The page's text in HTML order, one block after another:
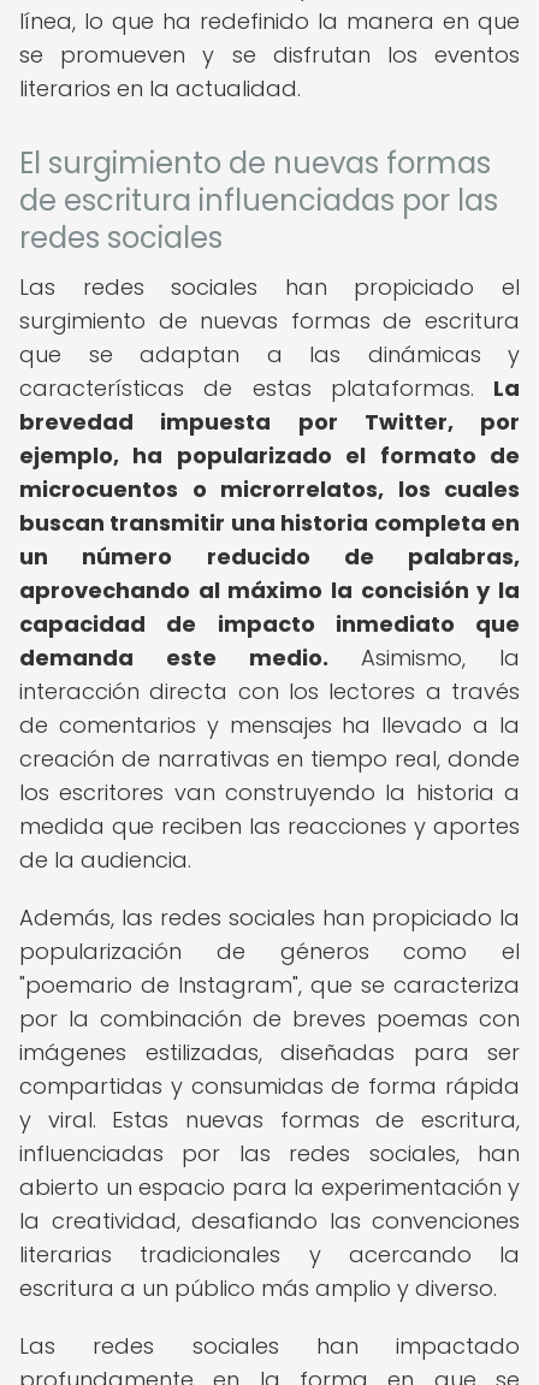
línea, lo que ha redefinido la manera en que
se promueven y se disfrutan los eventos
literarios en la actualidad.
El surgimiento de nuevas formas
de escritura influenciadas por las
redes sociales
Las redes sociales han propiciado el
surgimiento de nuevas formas de escritura
que se adaptan a las dinámicas y
características de estas plataformas. La
brevedad impuesta por Twitter, por
ejemplo, ha popularizado el formato de
microcuentos o microrrelatos, los cuales
buscan transmitir una historia completa en
un número reducido de palabras,
aprovechando al máximo la concisión y la
capacidad de impacto inmediato que
demanda este medio. Asimismo, la
interacción directa con los lectores a través
de comentarios y mensajes ha llevado a la
creación de narrativas en tiempo real, donde
los escritores van construyendo la historia a
medida que reciben las reacciones y aportes
de la audiencia.
Además, las redes sociales han propiciado la
popularización de géneros como el
"poemario de Instagram", que se caracteriza
por la combinación de breves poemas con
imágenes estilizadas, diseñadas para ser
compartidas y consumidas de forma rápida
y viral. Estas nuevas formas de escritura,
influenciadas por las redes sociales, han
abierto un espacio para la experimentación y
la creatividad, desafiando las convenciones
literarias tradicionales y acercando la
escritura a un público más amplio y diverso.
Las redes sociales han impactado